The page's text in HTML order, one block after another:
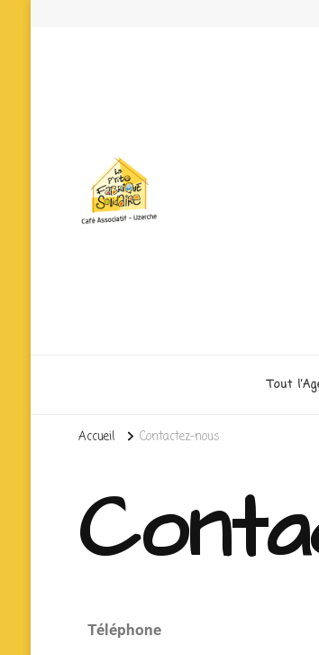
Tout
Accueil Contactez-nous
Téléphone